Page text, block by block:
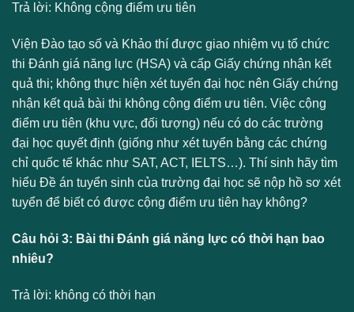
Trả lời: Không cộng điểm ưu tiên
Viện Đào tạo số và Khảo thí được giao nhiệm vụ tổ chức
thi Đánh giá năng lực (HSA) và cấp Giấy chứng nhận kết
quả thi; không thực hiện xét tuyển đại học nên Giấy chứng
nhận kết quả bài thi không cộng điểm ưu tiên. Việc cộng
điểm ưu tiên (khu vực, đối tượng) nếu có do các trường
đại học quyết định (giống như xét tuyển bằng các chứng
chỉ quốc tế khác như SAT, ACT, IELTS…). Thí sinh hãy tìm
hiểu Đề án tuyển sinh của trường đại học sẽ nộp hồ sơ xét
tuyển để biết có được cộng điểm ưu tiên hay không?
Câu hỏi 3: Bài thi Đánh giá năng lực có thời hạn bao
nhiêu?
Trả lời: không có thời hạn